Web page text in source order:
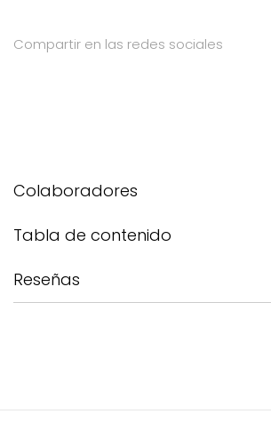
Compartir en las redes sociales
Colaboradores
Tabla de contenido
Reseñas